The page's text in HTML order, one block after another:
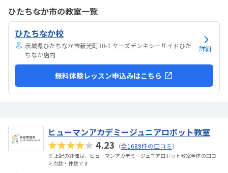
教えて頂いて吸収して学んでいってもらいたいです。
ひたちなか市の教室一覧
ひたちなか校
茨城県ひたちなか市新光町30-1 ケーズデンキシーサイドひた
ちなか店内
詳細
無料体験レッスン申込みはこちら
ヒューマンアカデミージュニアロボット教室
★★★★★4.23 （全1689件の口コミ）
※ 上記の評価は、ヒューマンアカデミージュニアロボット教室全体の口コ
ミ点数・件数です